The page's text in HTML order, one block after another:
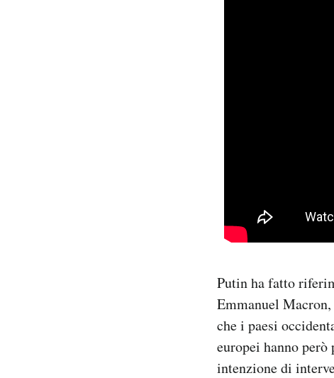
Putin ha fatto
Emmanuel
che i paesi
europei hanno però
intenzione di